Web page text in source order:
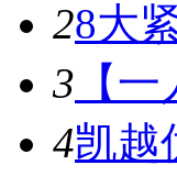
28大
3 【
4凯越